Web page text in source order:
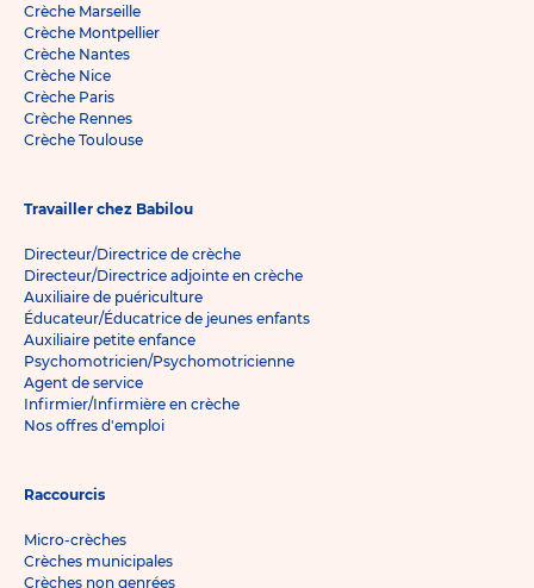
Crèche Marseille
Crèche Montpellier
Crèche Nantes
Crèche Nice
Crèche Paris
Crèche Rennes
Crèche Toulouse
Travailler chez Babilou
Directeur/Directrice de crèche
Directeur/Directrice adjointe en crèche
Auxiliaire de puériculture
Éducateur/Éducatrice de jeunes enfants
Auxiliaire petite enfance
Psychomotricien/Psychomotricienne
Agent de service
Infirmier/Infirmière en crèche
Nos offres d'emploi
Raccourcis
Micro-crèches
Crèches municipales
Crèches non genrées